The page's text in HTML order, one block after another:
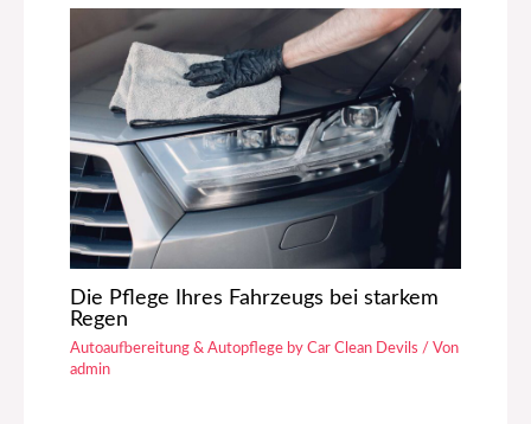
Die Pflege Ihres Fahrzeugs bei starkem
Regen
Autoaufbereitung & Autopflege by Car Clean Devils / Von
admin